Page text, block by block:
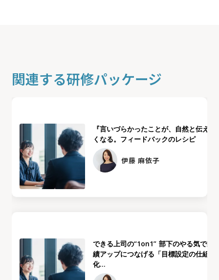
関連する研修パッケージ
『言いづらかったことが、自然と伝えた
くなる。フィードバックのレシピ
伊藤 麻依子
できる上司の“1on1” 部下のやる気で業
績アップにつなげる「目標設定の仕組み
化...